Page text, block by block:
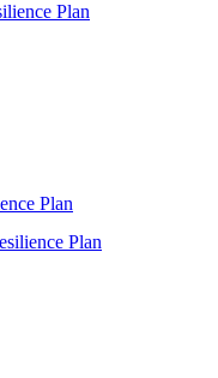
Plan
Plan
Plan